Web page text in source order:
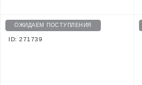
ОЖИДАЕМ ПОСТУПЛЕНИЯ
ID: 271739